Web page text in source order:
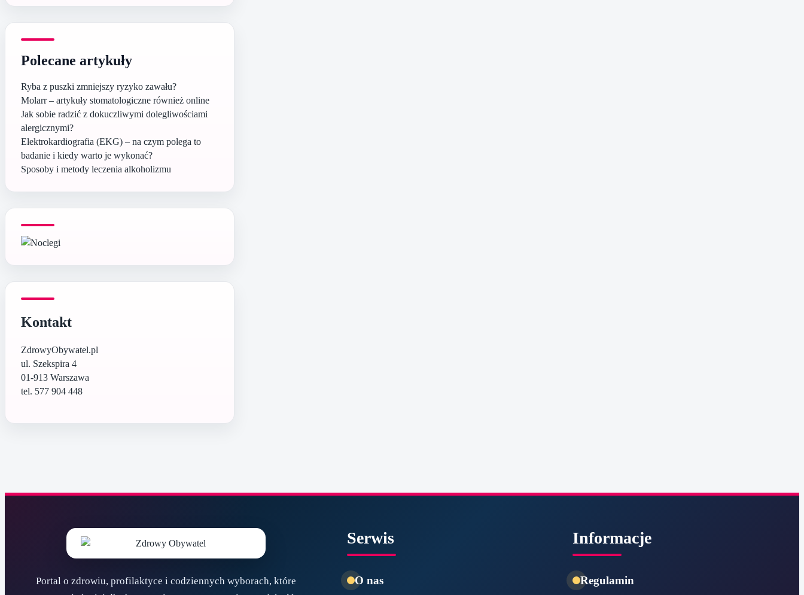
Polecane artykuły
Ryba z puszki zmniejszy ryzyko zawału?
Molarr – artykuły stomatologiczne również online
Jak sobie radzić z dokuczliwymi dolegliwościami
alergicznymi?
Elektrokardiografia (EKG) – na czym polega to
badanie i kiedy warto je wykonać?
Sposoby i metody leczenia alkoholizmu
Kontakt
ZdrowyObywatel.pl
ul. Szekspira 4
01-913 Warszawa
tel. 577 904 448
Portal o zdrowiu, profilaktyce i codziennych wyborach, które
Serwis
O nas
Informacje
Regulamin